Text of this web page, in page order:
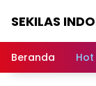
SEKILAS
Terkini,
Beranda